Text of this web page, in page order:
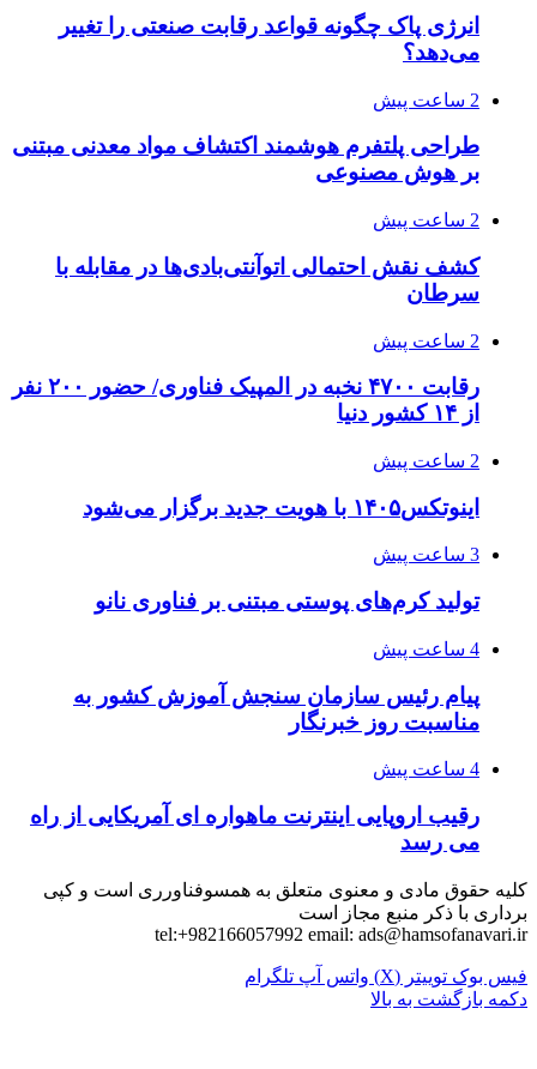
انرژی پاک چگونه قواعد رقابت صنعتی را تغییر
می‌دهد؟
2 ساعت پیش
طراحی پلتفرم هوشمند اکتشاف مواد معدنی مبتنی
بر هوش مصنوعی
2 ساعت پیش
کشف نقش احتمالی اتوآنتی‌بادی‌ها در مقابله با
سرطان
2 ساعت پیش
رقابت ۴۷۰۰ نخبه در المپیک فناوری/ حضور ۲۰۰ نفر
از ۱۴ کشور دنیا
2 ساعت پیش
اینوتکس۱۴۰۵ با هویت جدید برگزار می‌شود
3 ساعت پیش
تولید کرم‌های پوستی مبتنی بر فناوری نانو
4 ساعت پیش
پیام رئیس سازمان سنجش آموزش کشور به
مناسبت روز خبرنگار
4 ساعت پیش
رقیب اروپایی اینترنت ماهواره ای آمریکایی از راه
می رسد
کلیه حقوق مادی و معنوی متعلق به همسوفناورری است و کپی
برداری با ذکر منبع مجاز است
tel:+982166057992 email: ads@hamsofanavari.ir
فیس بوک توییتر (X) واتس آپ تلگرام
دکمه بازگشت به بالا